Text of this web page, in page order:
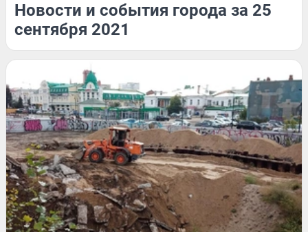
Новости и события города за 25
сентября 2021